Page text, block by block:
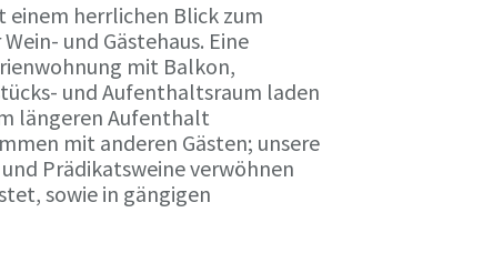
einem herrlichen Blick zum
und Gästehaus. Eine
mit Balkon,
und Aufenthaltsraum laden
längeren Aufenthalt
mit anderen Gästen; unsere
Prädikatsweine verwöhnen
sowie in gängigen